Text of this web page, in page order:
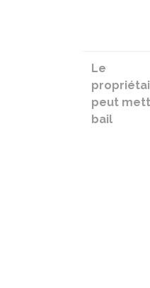
Le
peut
bail